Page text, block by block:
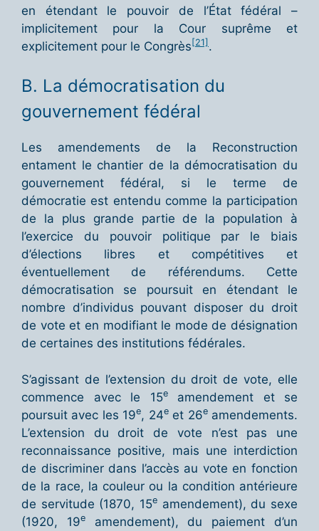
en étendant le pouvoir de l’État fédéral –
implicitement pour la Cour suprême et
explicitement pour le Congrès[21] .
B. La démocratisation du
gouvernement fédéral
Les amendements de la Reconstruction
entament le chantier de la démocratisation du
gouvernement fédéral, si le terme de
démocratie est entendu comme la participation
de la plus grande partie de la population à
l’exercice du pouvoir politique par le biais
d’élections libres et compétitives et
éventuellement de référendums. Cette
démocratisation se poursuit en étendant le
nombre d’individus pouvant disposer du droit
de vote et en modifiant le mode de désignation
de certaines des institutions fédérales.
S’agissant de l’extension du droit de vote, elle
commence avec le 15eamendement et se
poursuit avec les 19e, 24eet 26eamendements.
L’extension du droit de vote n’est pas une
reconnaissance positive, mais une interdiction
de discriminer dans l’accès au vote en fonction
de la race, la couleur ou la condition antérieure
de servitude (1870, 15e amendement), du sexe
(1920, 19eamendement), du paiement d’un